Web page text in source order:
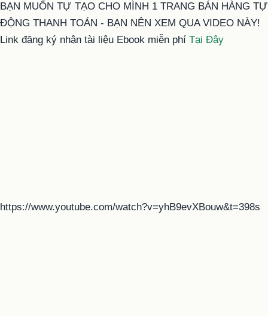
BẠN MUỐN TỰ TẠO CHO MÌNH 1 TRANG BÁN HÀNG TỰ
ĐỘNG THANH TOÁN - BẠN NÊN XEM QUA VIDEO NÀY!
Link đăng ký nhận tài liệu Ebook miễn phí Tại Đây
https://www.youtube.com/watch?v=yhB9evXBouw&t=398s